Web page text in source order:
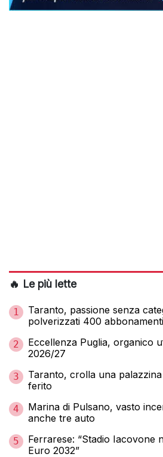
🔥 Le più lette
1
Taranto, passione senza
polverizzati 400 abbonamenti
2
Eccellenza Puglia, organico
2026/27
3
Taranto, crolla una
ferito
4
Marina di Pulsano, vasto
anche tre auto
5
Ferrarese: “Stadio Iacovone
Euro 2032”